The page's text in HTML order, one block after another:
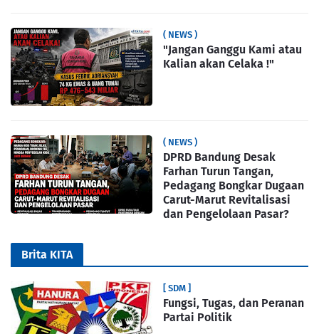
( NEWS )
"Jangan Ganggu Kami atau
Kalian akan Celaka !"
( NEWS )
DPRD Bandung Desak
Farhan Turun Tangan,
Pedagang Bongkar Dugaan
Carut-Marut Revitalisasi
dan Pengelolaan Pasar?
Brita KITA
[ SDM ]
Fungsi, Tugas, dan Peranan
Partai Politik